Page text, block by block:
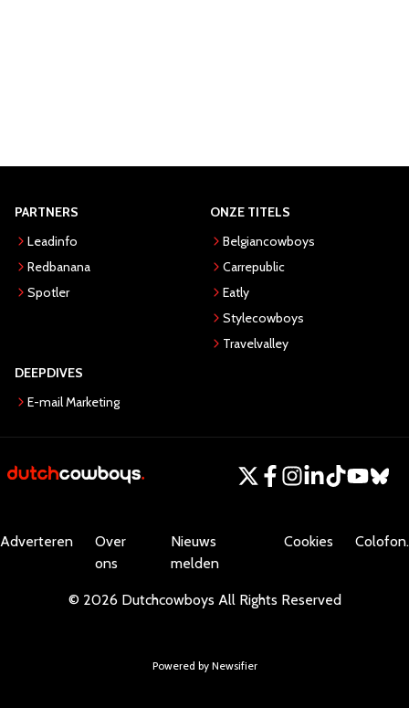
PARTNERS
Leadinfo
Redbanana
Spotler
ONZE TITELS
Belgiancowboys
Carrepublic
Eatly
Stylecowboys
Travelvalley
DEEPDIVES
E-mail Marketing
Adverteren
Over
ons
Nieuws
melden
Cookies Colofon.
© 2026 Dutchcowboys All Rights Reserved
Powered by Newsifier